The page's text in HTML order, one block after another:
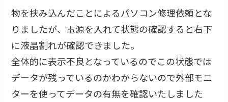
物を挟み込んだことによるパソコン修理依頼とな
りましたが、電源を入れて状態の確認すると右下
に液晶割れが確認できました。
全体的に表示不良となっているのでこの状態では
データが残っているのかわからないので外部モニ
ターを使ってデータの有無を確認いたしました